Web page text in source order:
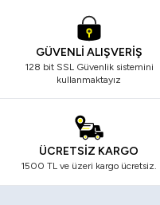
GÜVENLİ ALIŞVERİŞ
128 bit SSL Güvenlik sistemini
kullanmaktayız
ÜCRETSİZ KARGO
1500 TL ve üzeri kargo ücretsiz.